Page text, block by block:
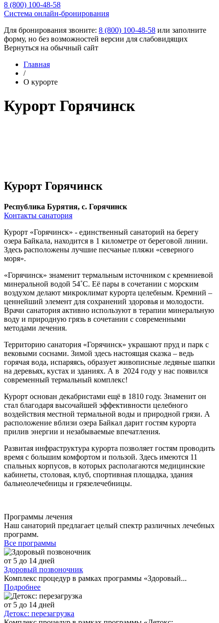
8 (800) 100-48-58
Cистема онлайн-бронирования
Для бронирования звоните: 8 (800) 100-48-58 или заполните
форму, но без возможностей версии для слабовидящих
Вернуться на обычный сайт
Главная
/
О курорте
Курорт Горячинск
Курорт Горячинск
Республика Бурятия, с. Горячинск
Контакты санатория
Курорт «Горячинск» - единственный санаторий на берегу
озера Байкала, находится в 1 километре от береговой линии.
Здесь расположены лучшие песчаные пляжи «северного
моря».
«Горячинск» знаменит термальным источником с кремниевой
минеральной водой 54˚С. Её пары в сочетании с морским
воздухом делают микроклимат курорта целебным. Кремний –
ценнейший элемент для сохранений здоровья и молодости.
Врачи санатория активно используют в терапии минеральную
воду и природную грязь в сочетании с современными
методами лечения.
Территорию санатория «Горячинск» украшают пруд и парк с
вековыми соснами. Зимой здесь настоящая сказка – ведь
горячая вода, испаряясь, образует живописные ледяные шапки
на деревьях, кустах и зданиях. А в 2024 году у нас появился
современный термальный комплекс!
Курорт основан декабристами ещё в 1810 году. Знаменит он
стал благодаря высочайшей эффективности целебного
воздействия местной термальной воды и природной грязи. А
расположение вблизи озера Байкал дарит гостям курорта
прилив энергии и незабываемые впечатления.
Развитая инфраструктура курорта позволяет гостям проводить
время с большим комфортом и пользой. Здесь имеются 11
спальных корпусов, в которых располагаются медицинские
кабинеты, столовая, клуб, спортивная площадка, здания
бальнеолечебницы и грязелечебницы.
Программы лечения
Наш санаторий предлагает целый спектр различных лечебных
программ.
Все программы
от 5 до 14 дней
Здоровый позвоночник
Комплекс процедур в рамках программы «Здоровый...
Подробнее
от 5 до 14 дней
Детокс: перезагрузка